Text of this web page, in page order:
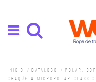
Inicio Catálogo
Polar,
Chaqueta Micropolar Classic